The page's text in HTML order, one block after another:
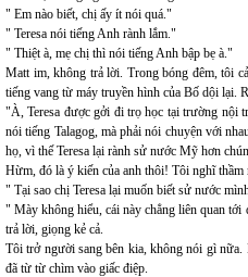
" Em nào biết, chị ấy ít nói quá."
" Teresa nói tiếng Anh rành lắm."
" Thiệt à, mẹ chị thì nói tiếng Anh bập bẹ à."
Matt im, không trả lời. Trong bóng đêm, tôi
tiếng vang từ máy truyền hình của Bố dội lại.
"À, Teresa được gởi đi trọ học tại trường nội
nói tiếng Talagog, mà phải nói chuyện với
họ, vì thế Teresa lại rành sử nước Mỹ hơn
Hừm, đó là ý kiến của anh thôi! Tôi nghĩ
" Tại sao chị Teresa lại muốn biết sử nước
" Mày không hiểu, cái này chẳng liên quan
trả lời, giọng kẻ cả.
Tôi trở người sang bên kia, không nói gì
đã từ từ chìm vào giấc điệp.